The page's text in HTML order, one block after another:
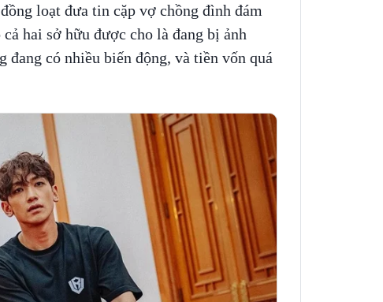
loạt đưa tin cặp vợ chồng đình đám
hai sở hữu được cho là đang bị ảnh
có nhiều biến động, và tiền vốn quá